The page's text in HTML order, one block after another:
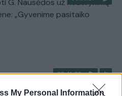
My Personal Information
G. Nausėdos už neatvykimą
„Gyvenime pasitaiko
00:41:28